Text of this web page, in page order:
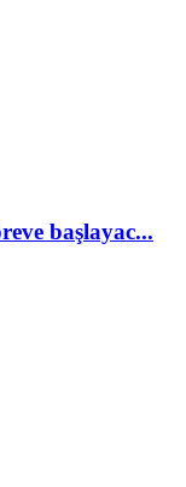
başlayac...